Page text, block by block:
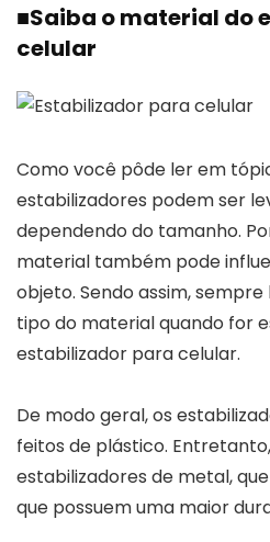
■Saiba o material do
celular
Como você pôde ler em
estabilizadores podem ser
dependendo do tamanho.
material também pode
objeto. Sendo assim,
tipo do material quando for
estabilizador para celular.
De modo geral, os
feitos de plástico.
estabilizadores de metal,
que possuem uma maior